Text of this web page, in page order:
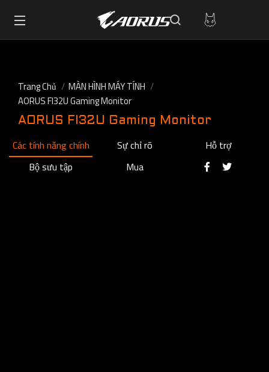
Trang Chủ
MÀN HÌNH MÁY TÍNH
AORUS FI32U Gaming Monitor
AORUS FI32U Gaming Monitor
Các tính năng chính Sự chỉ rõ
Hỗ trợ
Bộ sưu tập
Mua